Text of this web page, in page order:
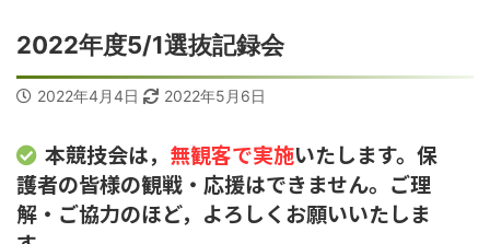
2022年度5/1選抜記録会
2022年4月4日 2022年5月6日
本競技会は， 無観客で実施いたします。保
護者の皆様の観戦・応援はできません。ご理
解・ご協力のほど，よろしくお願いいたしま